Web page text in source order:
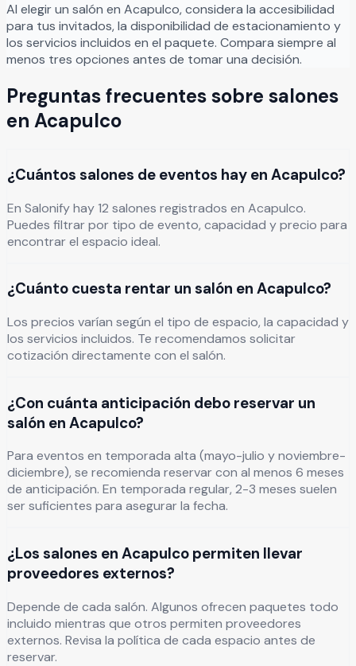
Al elegir un salón en Acapulco, considera la accesibilidad
para tus invitados, la disponibilidad de estacionamiento y
los servicios incluidos en el paquete. Compara siempre al
menos tres opciones antes de tomar una decisión.
Preguntas frecuentes sobre salones
en Acapulco
¿Cuántos salones de eventos hay en Acapulco?
En Salonify hay 12 salones registrados en Acapulco.
Puedes filtrar por tipo de evento, capacidad y precio para
encontrar el espacio ideal.
¿Cuánto cuesta rentar un salón en Acapulco?
Los precios varían según el tipo de espacio, la capacidad y
los servicios incluidos. Te recomendamos solicitar
cotización directamente con el salón.
¿Con cuánta anticipación debo reservar un
salón en Acapulco?
Para eventos en temporada alta (mayo-julio y noviembre-
diciembre), se recomienda reservar con al menos 6 meses
de anticipación. En temporada regular, 2-3 meses suelen
ser suficientes para asegurar la fecha.
¿Los salones en Acapulco permiten llevar
proveedores externos?
Depende de cada salón. Algunos ofrecen paquetes todo
incluido mientras que otros permiten proveedores
externos. Revisa la política de cada espacio antes de
reservar.